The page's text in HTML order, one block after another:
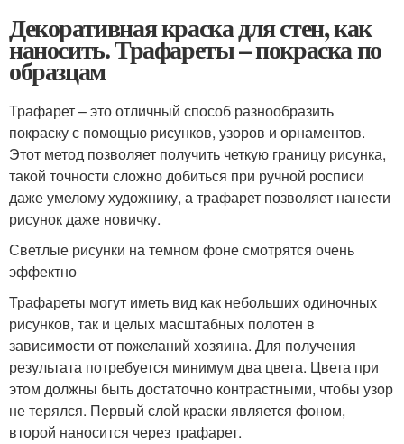
Декоративная краска для стен, как
наносить. Трафареты – покраска по
образцам
Трафарет – это отличный способ разнообразить
покраску с помощью рисунков, узоров и орнаментов.
Этот метод позволяет получить четкую границу рисунка,
такой точности сложно добиться при ручной росписи
даже умелому художнику, а трафарет позволяет нанести
рисунок даже новичку.
Светлые рисунки на темном фоне смотрятся очень
эффектно
Трафареты могут иметь вид как небольших одиночных
рисунков, так и целых масштабных полотен в
зависимости от пожеланий хозяина. Для получения
результата потребуется минимум два цвета. Цвета при
этом должны быть достаточно контрастными, чтобы узор
не терялся. Первый слой краски является фоном,
второй наносится через трафарет.